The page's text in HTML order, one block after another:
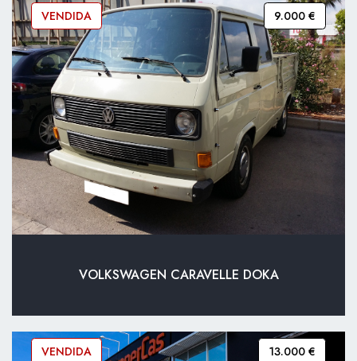
VOLKSWAGEN CARAVELLE DOKA
VENDIDA 9.000 €
VENDIDA 13.000 €